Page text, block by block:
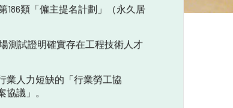
186類「僱主提名計劃」（永久居
測試證明確實存在工程技術人才
業人力短缺的「行業勞工協
議」。